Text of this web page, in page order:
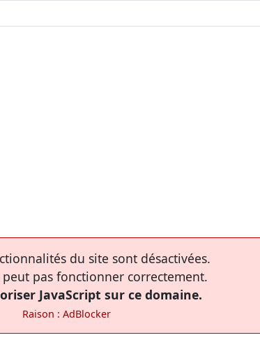
du site sont désactivées.
peut pas fonctionner correctement.
JavaScript sur ce domaine.
Raison : AdBlocker